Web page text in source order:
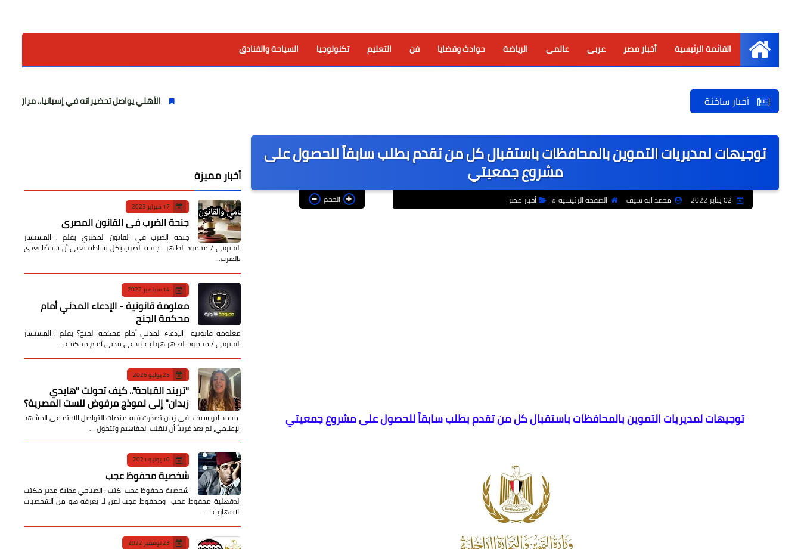
الرئيسية
القائمة الرئيسية أخبار مصر عربى عالمى الرياضة حوادث وقضايا فن التعليم تكنولوجيا السياحة والفنادق
أخبار ساخنة الأهلي يواصل تحضيراته في إسبانيا.. مران صباحي قوي
توجيهات لمديريات التموين بالمحافظات باستقبال كل ‏من تقدم بطلب سابقاً للحصول على
مشروع جمعيتي
محمد ابو سيف الصفحة الرئيسية أخبار مصر الحجم
توجيهات لمديريات التموين بالمحافظات باستقبال كل ‏من تقدم بطلب سابقاً للحصول على مشروع جمعيتي
أخبار مميزة
17 فبراير 2023
جنحة الضرب في القانون المصري
جنحة الضرب في القانون المصري بقلم : المستشار
القانوني / محمود الطاهر جنحة الضرب بكل بساطة تعني أن شخصًا تعدى
بالضرب…
14 سبتمبر 2022
معلومة قانونية - الإدعاء المدني أمام
محكمة الجنح
معلومة قانونية الإدعاء المدني أمام محكمة الجنح؟ بقلم : المستشار
القانوني / محمود الطاهر هو ليه بندعي مدني أمام محكمة …
25 يوليو 2026
​"تريند القباحة".. كيف تحولت "هايدي
زيدان" إلى نموذج مرفوض للست المصرية؟
​ محمد أبو سيف ​في زمن تصدّرت فيه منصات التواصل الاجتماعي المشهد
الإعلامي، لم يعد غريباً أن تنقلب المفاهيم وتتحول …
10 يونيو 2021
شخصية محفوظ عجب
شخصية محفوظ عجب كتب : الصباحي عطية مدير مكتب
الدقهلية محفوظ عجب ومحفوظ عجب لمن لا يعرفه هو من الشخصيات
الانتهازية ا…
23 نوفمبر 2022